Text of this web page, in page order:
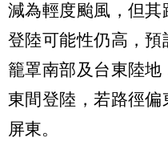
減為輕度颱風，但其
登陸可能性仍高，
籠罩南部及台東陸
東間登陸，若路徑
屏東。